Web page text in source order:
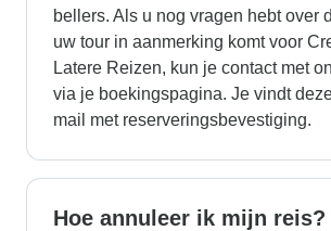
bellers. Als u nog vragen hebt over
uw tour in aanmerking komt voor
Latere Reizen, kun je contact met
via je boekingspagina. Je vindt
mail met reserveringsbevestiging.
Hoe annuleer ik mijn reis?